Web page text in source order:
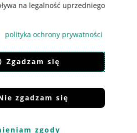
na legalność uprzedniego
polityka ochrony prywatności
Zgadzam się
zgadzam się
zgody
akceptacjęregulaminu